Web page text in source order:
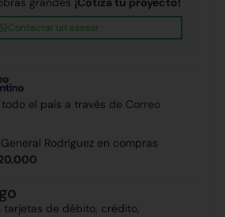
Contactar un asesor
todo el país a través de Correo
Rodríguez en compras
tarjetas de débito, crédito,